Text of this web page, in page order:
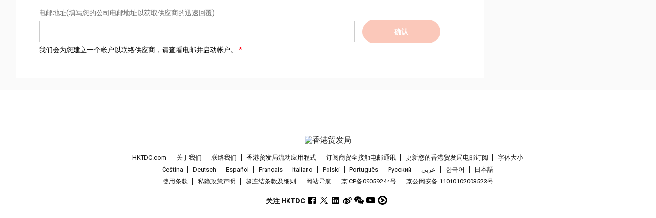
电邮地址(填写您的公司电邮地址以获取供应商的迅速回覆)
确认
我们会为您建立一个帐户以联络供应商，请查看电邮并启动帐户。
HKTDC.com 关于我们 联络我们 香港贸发局流动应用程式 订阅商贸全接触电邮通讯 更新您的香港贸发局电邮订阅
字体大小
Čeština
Deutsch Español Français Italiano Polski Português Pусский عربى 한국어
日本語
使用条款
私隐政策声明 超连结条款及细则 网站导航 京ICP备09059244号 京公网安备 11010102003523号
关注 HKTDC